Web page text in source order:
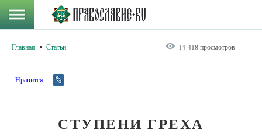
Главная Статьи 14 418 просмотров
Нравится
СТУПЕНИ ГРЕХА